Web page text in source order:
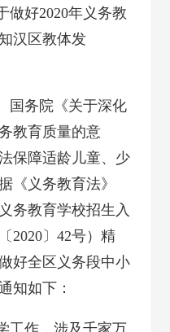
做好2020年义务教
汉区教体发
国务院《关于深化
教育质量的意
保障适龄儿童、少
《义务教育法》
务教育学校招生入
2020〕42号）精
好全区义务段中小
知如下：